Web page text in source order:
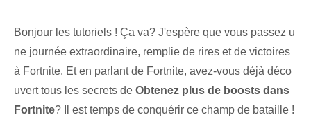
Bonjour les tutoriels ! Ça va? J'espère que vous passez u
ne journée extraordinaire, remplie de rires et de victoires
à Fortnite. Et en parlant de Fortnite, avez-vous déjà déco
uvert tous les secrets de Obtenez plus de boosts dans
Fortnite? Il est temps de conquérir ce champ de bataille !